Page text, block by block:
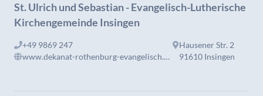
St. Ulrich und Sebastian - Evangelisch-Lutherische
Kirchengemeinde Insingen
+49 9869 247
www.dekanat-rothenburg-evangelisch.de/insingen-mit-lohr-und-bockenfeld-0
Hausener Str. 2
91610 Insingen